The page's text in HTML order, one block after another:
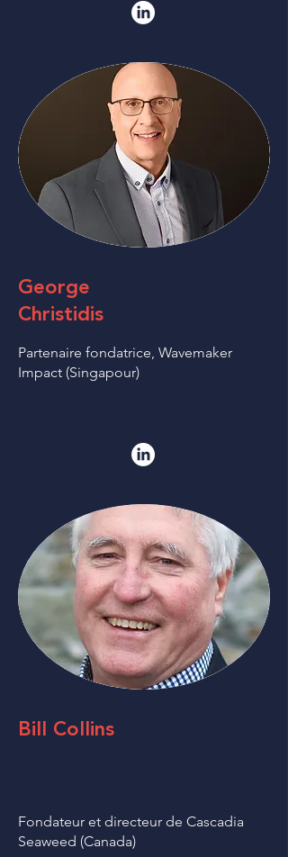
George
Christidis
Partenaire fondatrice, Wavemaker
Impact (Singapour)
Bill Collins
Fondateur et directeur de Cascadia
Seaweed (Canada)